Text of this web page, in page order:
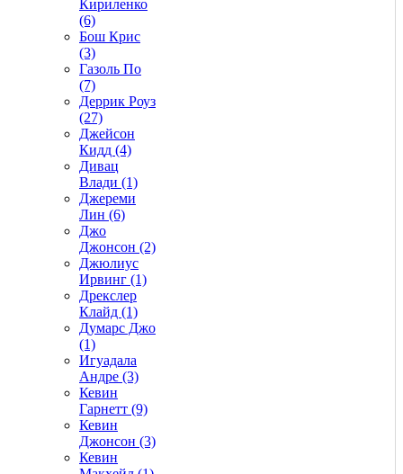
Кириленко
(6)
Бош Крис
(3)
Газоль По
(7)
Деррик Роуз
(27)
Джейсон
Кидд (4)
Дивац
Влади (1)
Джереми
Лин (6)
Джо
Джонсон (2)
Джюлиус
Ирвинг (1)
Дрекслер
Клайд (1)
Думарс Джо
(1)
Игуадала
Андре (3)
Кевин
Гарнетт (9)
Кевин
Джонсон (3)
Кевин